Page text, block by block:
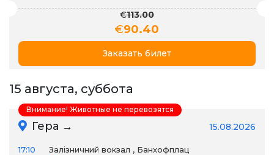
€113.00
€90.40
Заказать билет
15 августа, суббота
Гера → 15.08.2026
17:10
Залізничний вокзал , Банхофплац
Внимание! Животные не перевозятся